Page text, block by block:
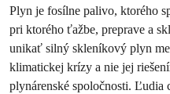
Plyn je fosílne palivo, ktorého
pri ktorého ťažbe, preprave a
unikať silný skleníkový plyn
klimatickej krízy a nie jej
plynárenské spoločnosti. Ľudia